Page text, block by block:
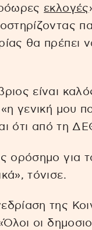
εκλογές
θα πρέπει
είναι
γενική μου
ότι από τη
για
τόνισε.
της
οι